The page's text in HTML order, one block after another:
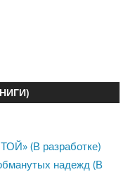
(В разработке)
надежд (В